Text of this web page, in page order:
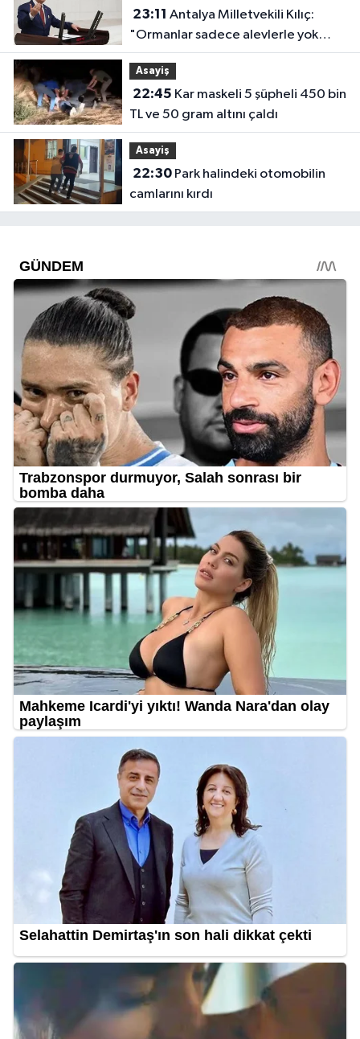
23:11
"Ormanlar sadece alevlerle yok
olmuyor"
Asayiş
22:45
TL ve 50 gram altını çaldı
Asayiş
22:30Park halindeki otomobilin
camlarını kırdı